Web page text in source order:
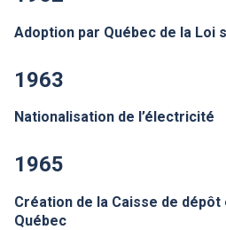
Adoption par Québec de la Loi
1963
Nationalisation de l’électricité
1965
Création de la Caisse de
Québec